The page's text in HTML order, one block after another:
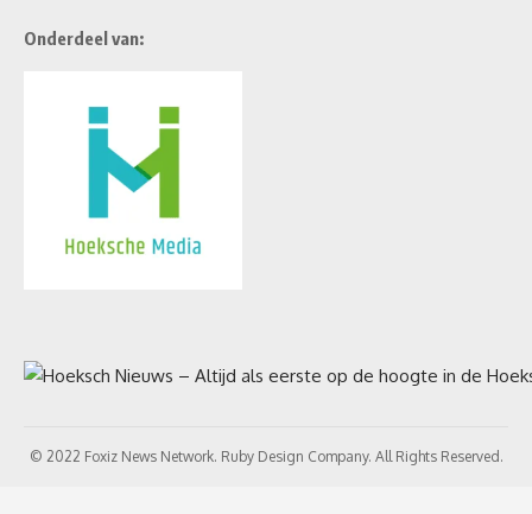
Onderdeel van:
© 2022 Foxiz News Network. Ruby Design Company. All Rights Reserved.